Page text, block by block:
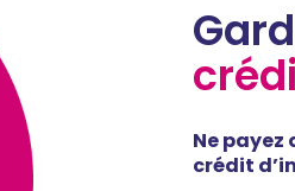
Ne
crédit